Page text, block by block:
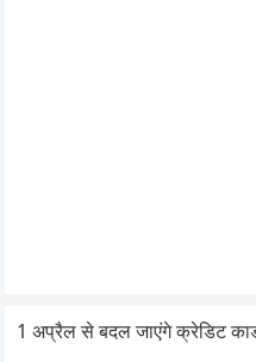
1 अप्रैल से बदल जाएंगे क्रेडिट